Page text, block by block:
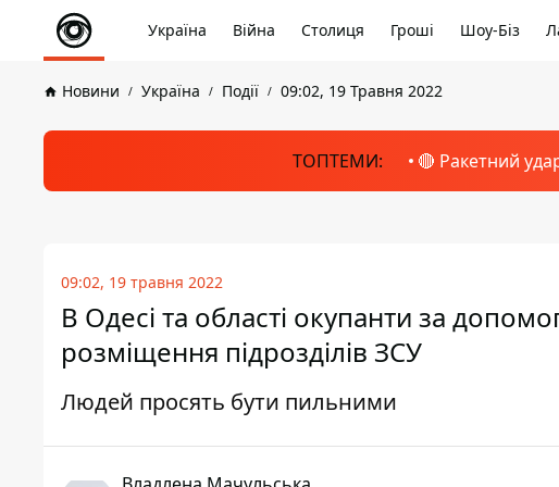
Україна Війна Столиця Гроші Шоу-Біз
Новини Україна Події 09:02, 19 Травня 2022
ТОПТЕМИ: 🔴 Ракетний
09:02, 19 травня 2022
В Одесі та області окупанти за
розміщення підрозділів ЗСУ
Людей просять бути пильними